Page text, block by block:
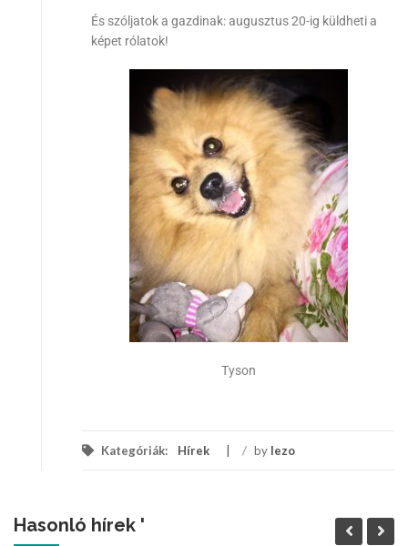
És szóljatok a gazdinak: augusztus 20-ig küldheti a
képet rólatok!
Tyson
Kategóriák: Hírek / by lezo
Hasonló hírek '